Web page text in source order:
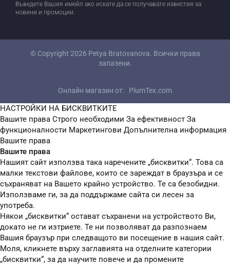
Въведете Вашия имейл ако искате да се получавате известия за
новини и промоции.
© Copyright 2026 Petya Bratovanova. Всички права
запазени.
Онлайн магазин от: PlumTex.com
НАСТРОЙКИ НА БИСКВИТКИТЕ
Вашите права Строго необходими За ефективност За
функционалности Маркетингови Допълнителна информация
Вашите права
Вашите права
Нашият сайт използва така наречените „бисквитки“. Това са
малки текстови файлове, които се зареждат в браузъра и се
съхраняват на Вашето крайно устройство. Те са безобидни.
Използваме ги, за да поддържаме сайта си лесен за
употреба.
Някои „бисквитки“ остават съхранени на устройството Ви,
докато не ги изтриете. Те ни позволяват да разпознаем
Вашия браузър при следващото ви посещение в нашия сайт.
Моля, кликнете върху заглавията на отделните категории
„бисквитки“, за да научите повече и да промените